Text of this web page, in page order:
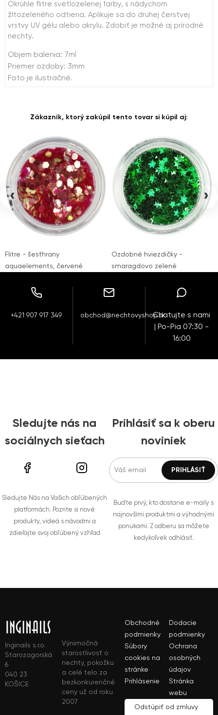
Okrúhle flitre svetlozelenej farby, s nádychom
žltozeleného odtiena. Aplikuje sa do druhej čerstvej
vrstvy UV gélu alebo akrylu. Zdobiť je možné aj prírodné
nechty.
Objem balenia: 7ml
Priemer ozdoby: 3mm
Foto je ilustračné.
Zákazník, ktorý zakúpil tento tovar si kúpil aj:
Flitre - šesťhrany
aquaelements, červené
Ozdobné hviezdičky -
smaragdovo zelené
‹ ›
+421 907 917 349 obchod@nechtovyshop.skChatujte s nami
| Po-Pia 07:30 -
16:00
Sledujte nás na
sociálnych sieťach
Sledujte Nás na Vašich obľúbených
platformách. Pozrite si nové
produkty, videá s návodmi a
zdieľajte svoj obľúbený vzhľad
Prihlásiť sa k oberu
noviniek
Buďte prvý, kto dostane e-maily s
najnovšími produktmi a výhodnými
ponukami. Z odberu sa môžete
kedykoľvek odhlásiť.
Inginails s.r.o.
Starozagorská
6
040 23
KOŠICE
Výnimočná
starostlivosť o
nechty, pokožku
a celé telo za
bezkonkurenčné
ceny už od roku
2007
Obchodné
podmienky
Dodacie
podmienky
Súbory
cookies na
stránke
Ochrana
osobných
údajov
Prihlásenie
Stránka
webu
Odstúpiť od zmluvy